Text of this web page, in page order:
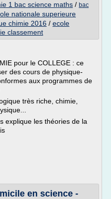
1 bac science maths / bac
nationale superieure
chimie 2016 / ecole
classement
pour le COLLEGE : ce
des cours de physique-
aux programmes de
très riche, chimie,
explique les théories de la
en science -